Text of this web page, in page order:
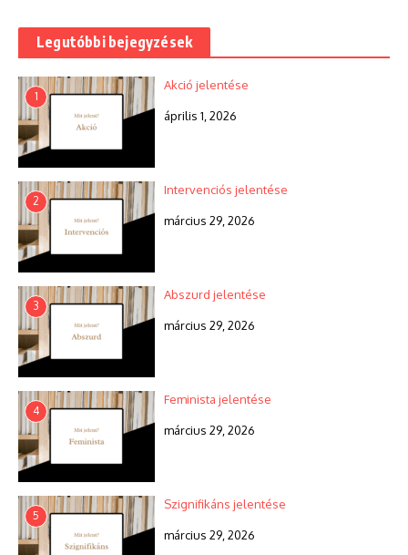
Legutóbbi bejegyzések
1
Akció jelentése
április 1, 2026
2
Intervenciós jelentése
március 29, 2026
3
Abszurd jelentése
március 29, 2026
4
Feminista jelentése
március 29, 2026
5
Szignifikáns jelentése
március 29, 2026